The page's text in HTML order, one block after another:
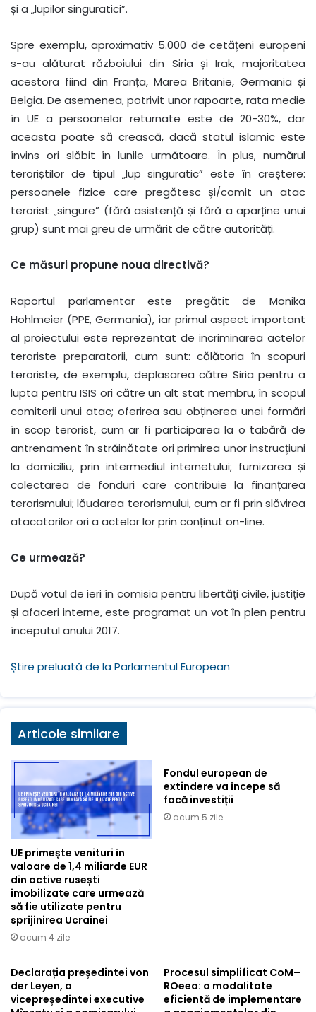
și a „lupilor singuratici”.
Spre exemplu, aproximativ 5.000 de cetățeni europeni
s-au alăturat războiului din Siria și Irak, majoritatea
acestora fiind din Franța, Marea Britanie, Germania și
Belgia. De asemenea, potrivit unor rapoarte, rata medie
în UE a persoanelor returnate este de 20-30%, dar
aceasta poate să crească, dacă statul islamic este
învins ori slăbit în lunile următoare. În plus, numărul
teroriștilor de tipul „lup singuratic” este în creștere:
persoanele fizice care pregătesc și/comit un atac
terorist „singure” (fără asistență și fără a aparține unui
grup) sunt mai greu de urmărit de către autorități.
Ce măsuri propune noua directivă?
Raportul parlamentar este pregătit de Monika
Hohlmeier (PPE, Germania), iar primul aspect important
al proiectului este reprezentat de incriminarea actelor
teroriste preparatorii, cum sunt: călătoria în scopuri
teroriste, de exemplu, deplasarea către Siria pentru a
lupta pentru ISIS ori către un alt stat membru, în scopul
comiterii unui atac; oferirea sau obținerea unei formări
în scop terorist, cum ar fi participarea la o tabără de
antrenament în străinătate ori primirea unor instrucțiuni
la domiciliu, prin intermediul internetului; furnizarea și
colectarea de fonduri care contribuie la finanțarea
terorismului; lăudarea terorismului, cum ar fi prin slăvirea
atacatorilor ori a actelor lor prin conținut on-line.
Ce urmează?
După votul de ieri în comisia pentru libertăți civile, justiție
și afaceri interne, este programat un vot în plen pentru
începutul anului 2017.
Știre preluată de la Parlamentul European
Articole similare
UE primește venituri în
valoare de 1,4 miliarde EUR
din active rusești
imobilizate care urmează
să fie utilizate pentru
sprijinirea Ucrainei
acum 4 zile
Fondul european de
extindere va începe să
facă investiții
acum 5 zile
Declarația președintei von
der Leyen, a
vicepreședintei executive
Procesul simplificat CoM–
ROeea: o modalitate
eficientă de implementare